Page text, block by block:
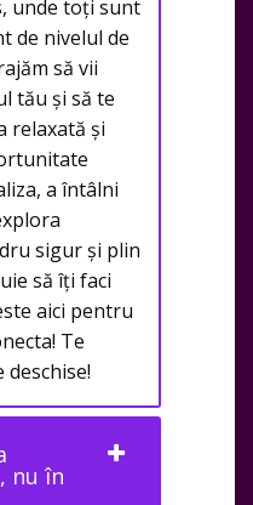
unde toți sunt
de nivelul de
să vii
tău și să te
relaxată și
a întâlni
sigur și plin
să îți faci
aici pentru
Te
nu în